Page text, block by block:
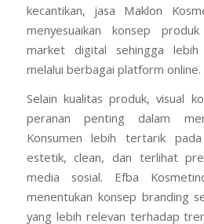
kecantikan, jasa Maklon
menyesuaikan konsep
market digital sehingga lebih
melalui berbagai platform online.
Selain kualitas produk, visual
peranan penting dalam
Konsumen lebih tertarik
estetik, clean, dan terlihat
media sosial. Efba
menentukan konsep branding
yang lebih relevan terhadap